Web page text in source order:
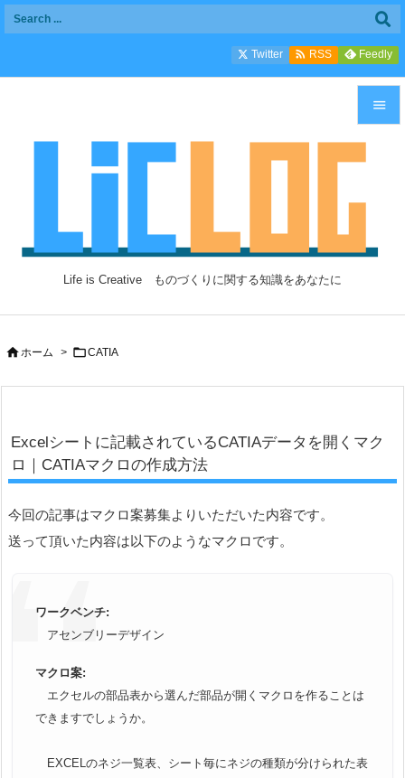
Life is Creative ものづくりに関する知識をあなたに

前へ

Twitter  RSS Feedly
ホーム > CATIA
Excelシートに記載されているCATIAデータを開くマク
ロ｜CATIAマクロの作成方法
今回の記事はマクロ案募集よりいただいた内容です。
送って頂いた内容は以下のようなマクロです。
ワークベンチ:
アセンブリーデザイン
マクロ案:
エクセルの部品表から選んだ部品が開くマクロを作ることは
できま すでしょうか。
EXCELのネジ一覧表、 シート毎にネジの種類が分けられた表